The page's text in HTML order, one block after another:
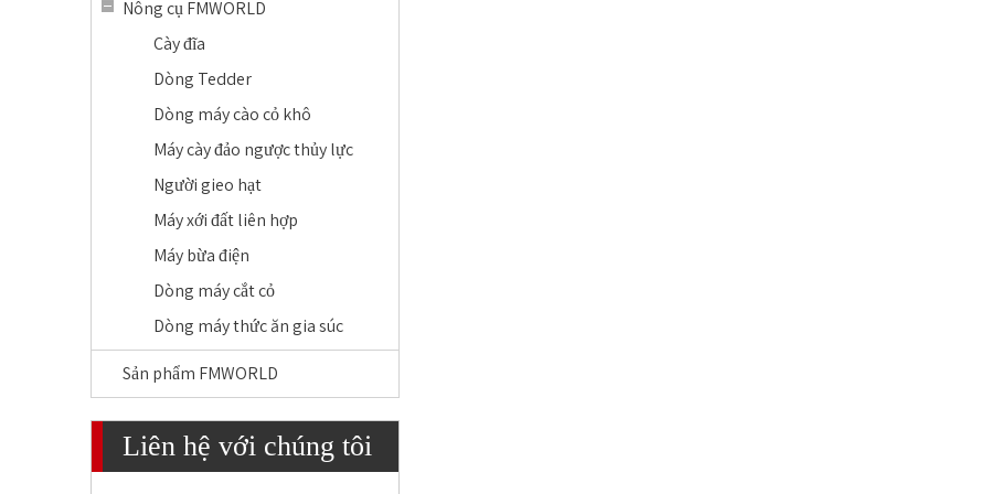
Nông cụ FMWORLD
Cày đĩa
Dòng Tedder
Dòng máy cào cỏ khô
Máy cày đảo ngược thủy lực
Người gieo hạt
Máy xới đất liên hợp
Máy bừa điện
Dòng máy cắt cỏ
Dòng máy thức ăn gia súc
Sản phẩm FMWORLD
Liên hệ với chúng tôi